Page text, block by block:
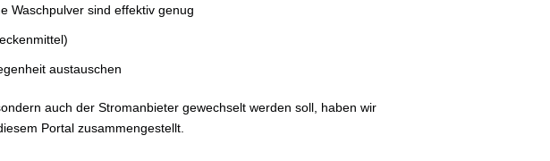
Waschpulver sind effektiv genug
austauschen
auch der Stromanbieter gewechselt werden soll, haben wir
Portal zusammengestellt.